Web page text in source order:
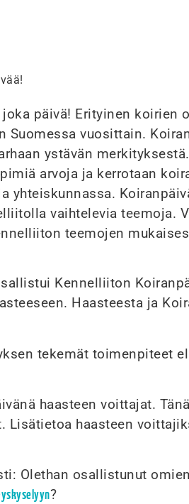
päivä! Erityinen koirien
Suomessa vuosittain.
ystävän
arvoja ja kerrotaan
yhteiskunnassa.
vaihtelevia teemoja.
teemojen
Kennelliiton
Haasteesta ja
tekemät toimenpiteet
haasteen voittajat.
Lisätietoa haasteen
Olethan osallistunut
?